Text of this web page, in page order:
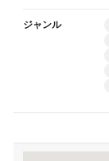
ジャンル